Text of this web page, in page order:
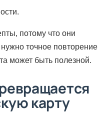
потому что они
точное повторение
может быть полезной.
карту